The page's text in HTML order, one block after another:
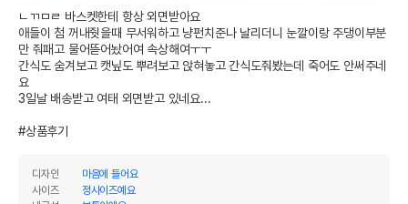
ㄴㄲㅁㄹ 바스켓한테 항상 외면받아요
애들이 첨 꺼내줫을때 무서워하고 냥펀치준나 날리더니 눈깔이랑 주댕이부분
만 줘패고 물어뜯어놨어여 속상해여ㅜㅜ
간식도 숨겨보고 캣닢도 뿌려보고 앉혀놓고 간식도줘봤는데 죽어도 안써주네
요
3일날 배송받고 여태 외면받고 있네요...
#상품후기
디자인
마음에 들어요
사이즈
정사이즈예요